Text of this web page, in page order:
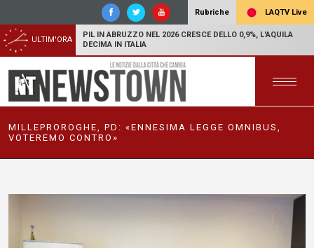
Rubriche LAQTV Live
ULTIM'ORA
PIL IN ABRUZZO NEL 2026 CRESCE DELLO 0,9%, L'AQUILA
DECIMA IN ITALIA
MILLEPROROGHE, PD: «ENNESIMA LEGGE OMNIBUS,
VOTEREMO CONTRO»